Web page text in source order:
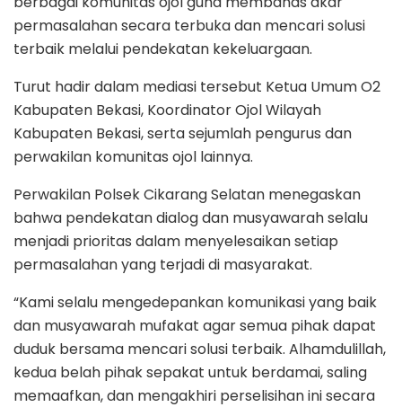
permasalahan secara terbuka dan mencari solusi
terbaik melalui pendekatan kekeluargaan.
Turut hadir dalam mediasi tersebut Ketua Umum O2
Kabupaten Bekasi, Koordinator Ojol Wilayah
Kabupaten Bekasi, serta sejumlah pengurus dan
perwakilan komunitas ojol lainnya.
Perwakilan Polsek Cikarang Selatan menegaskan
bahwa pendekatan dialog dan musyawarah selalu
menjadi prioritas dalam menyelesaikan setiap
permasalahan yang terjadi di masyarakat.
“Kami selalu mengedepankan komunikasi yang baik
dan musyawarah mufakat agar semua pihak dapat
duduk bersama mencari solusi terbaik. Alhamdulillah,
kedua belah pihak sepakat untuk berdamai, saling
memaafkan, dan mengakhiri perselisihan ini secara